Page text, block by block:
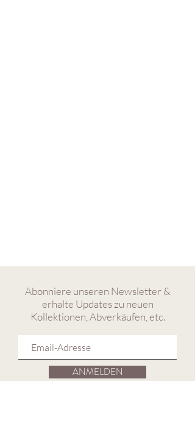
Abonniere unseren Newsletter &
erhalte Updates zu neuen
Kollektionen, Abverkäufen, etc.
ANMELDEN